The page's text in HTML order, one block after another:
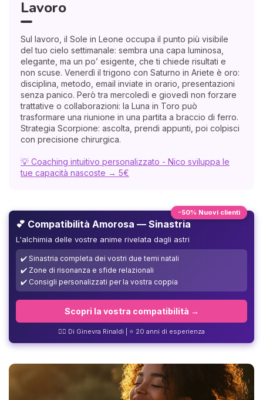
Lavoro
Sul lavoro, il Sole in Leone occupa il punto più visibile
del tuo cielo settimanale: sembra una capa luminosa,
elegante, ma un po’ esigente, che ti chiede risultati e
non scuse. Venerdì il trigono con Saturno in Ariete è oro:
disciplina, metodo, email inviate in orario, presentazioni
senza panico. Però tra mercoledì e giovedì non forzare
trattative o collaborazioni: la Luna in Toro può
trasformare una riunione in una partita a braccio di ferro.
Strategia Scorpione: ascolta, prendi appunti, poi colpisci
con precisione chirurgica.
💡 Coaching intuitivo personalizzato - Nico sviluppa le
tue capacità nascoste → 5€
-50% Nuovi clienti
💕 Compatibilità Amorosa — Sinastria
L'alchimia delle vostre anime rivelata dagli astri
✔️ Sinastria completa dei vostri due temi natali
✔️ Zone di risonanza e sfide relazionali
✔️ Consigli personalizzati per la vostra coppia
Scopri la vostra compatibilità →
❤️‍🔥 Di Ginevra Rinaldi | ⭐ 20 anni di esperienza